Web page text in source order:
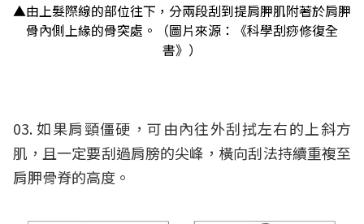
▲由上髮際線的部位往下，分兩段刮到提肩胛肌附著於肩胛
骨內側上緣的骨突處。（圖片來源：《科學刮痧修復全
書》）
03. 如果肩頸僵硬，可由內往外刮拭左右的上斜方
肌，且一定要刮過肩膀的尖峰，橫向刮法持續重複至
肩胛骨脊的高度。